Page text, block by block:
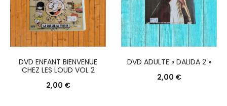
DVD ENFANT BIENVENUE
CHEZ LES LOUD VOL 2
2,00 €
DVD ADULTE « DALIDA 2 »
2,00 €